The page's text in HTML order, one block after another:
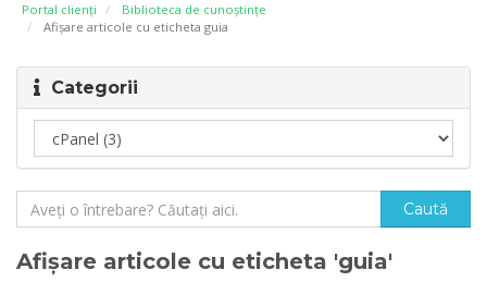
Portal clienți
Biblioteca de cunoștințe
Afișare articole cu eticheta guia
Categorii
Afișare articole cu eticheta 'guia'